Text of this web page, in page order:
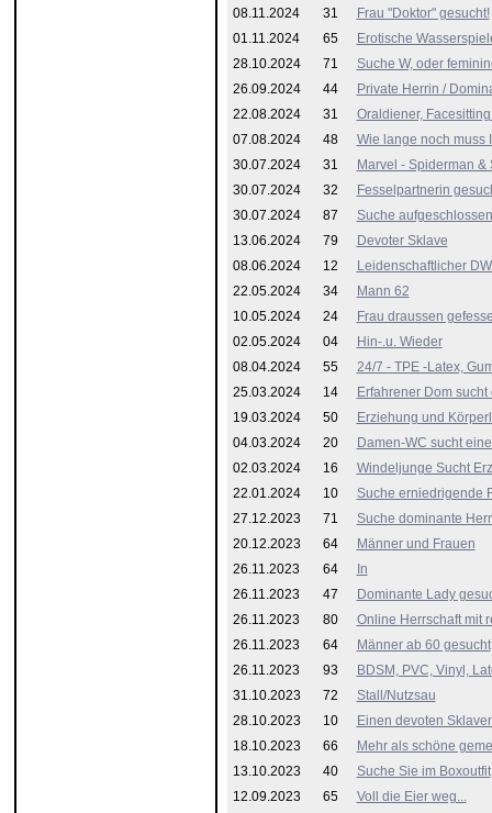
08.11.2024
31
Frau "Doktor" gesucht!
01.11.2024
65
Erotische
28.10.2024
71
Suche W, oder
26.09.2024
44
Private Herrin /
22.08.2024
31
Oraldiener,
07.08.2024
48
Wie lange noch muss
30.07.2024
31
Marvel - Spiderman &
30.07.2024
32
Fesselpartnerin
30.07.2024
87
Suche
13.06.2024
79
Devoter Sklave
08.06.2024
12
Leidenschaftlicher
22.05.2024
34
Mann 62
10.05.2024
24
Frau draussen
02.05.2024
04
Hin-.u. Wieder
08.04.2024
55
24/7 - TPE -Latex,
25.03.2024
14
Erfahrener Dom
19.03.2024
50
Erziehung und
04.03.2024
20
Damen-WC sucht
02.03.2024
16
Windeljunge Sucht
22.01.2024
10
Suche erniedrigende
27.12.2023
71
Suche dominante
20.12.2023
64
Männer und Frauen
26.11.2023
64
In
26.11.2023
47
Dominante Lady
26.11.2023
80
Online Herrschaft mit
26.11.2023
64
Männer ab 60 gesucht
26.11.2023
93
BDSM, PVC, Vinyl,
31.10.2023
72
Stall/Nutzsau
28.10.2023
10
Einen devoten
18.10.2023
66
Mehr als schöne
13.10.2023
40
Suche Sie im Boxoutfit
12.09.2023
65
Voll die Eier weg...